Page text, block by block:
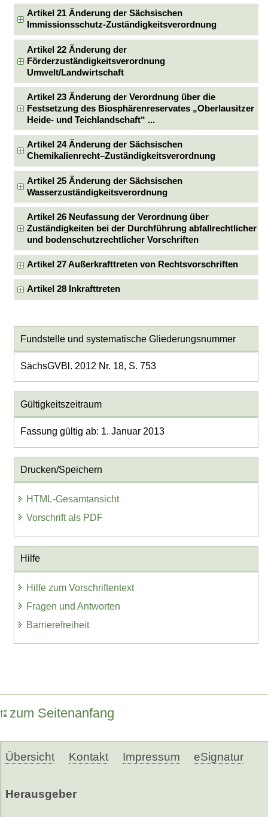
Artikel 21 Änderung der Sächsischen
Immissionsschutz-Zuständigkeitsverordnung
Artikel 22 Änderung der
Förderzuständigkeitsverordnung
Umwelt/Landwirtschaft
Artikel 23 Änderung der Verordnung über die
Festsetzung des Biosphärenreservates „Oberlausitzer
Heide- und Teichlandschaft“ ...
Artikel 24 Änderung der Sächsischen
Chemikalienrecht–Zuständigkeitsverordnung
Artikel 25 Änderung der Sächsischen
Wasserzuständigkeitsverordnung
Artikel 26 Neufassung der Verordnung über
Zuständigkeiten bei der Durchführung abfallrechtlicher
und bodenschutzrechtlicher Vorschriften
Artikel 27 Außerkrafttreten von Rechtsvorschriften
Artikel 28 Inkrafttreten
Fundstelle und systematische Gliederungsnummer
SächsGVBl. 2012 Nr. 18, S. 753
Gültigkeitszeitraum
Fassung gültig ab: 1. Januar 2013
Drucken/Speichern
HTML-Gesamtansicht
Vorschrift als PDF
Hilfe
Hilfe zum Vorschriftentext
Fragen und Antworten
Barrierefreiheit
zum Seitenanfang
Übersicht Kontakt Impressum eSignatur
Herausgeber